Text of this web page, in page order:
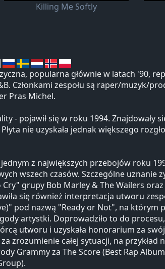
Killing Me Softly
popularna głównie w latach '90,
Członkami zespołu są raper/muzyk/
Pras Michel.
- pojawił się w roku 1994. Znajdowały
nie uzyskała jednak większego
jednym z największych przebojów roku
wszech czasów. Szczególne uznanie
grupy Bob Marley & The Wailers
się również interpretacja utworu
pod nazwą "Ready or Not", na którym
artystki. Doprowadziło to do
utworu i uzyskała honorarium za swój
zrozumienie całej sytuacji, na przykład
Grammy za The Score (Best Rap